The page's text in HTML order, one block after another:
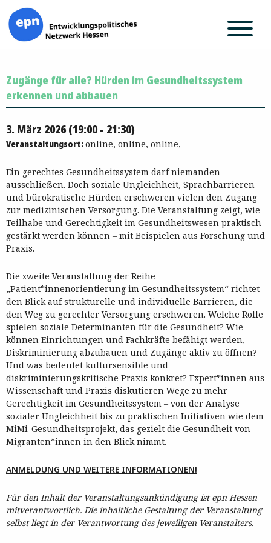
Inhalt
springen
Zugänge für alle? Hürden im Gesundheitssystem
erkennen und abbauen
3. März 2026 (19:00 - 21:30)
Veranstaltungsort:online, online, online,
Ein gerechtes Gesundheitssystem darf niemanden
ausschließen. Doch soziale Ungleichheit, Sprachbarrieren
und bürokratische Hürden erschweren vielen den Zugang
zur medizinischen Versorgung. Die Veranstaltung zeigt, wie
Teilhabe und Gerechtigkeit im Gesundheitswesen praktisch
gestärkt werden können – mit Beispielen aus Forschung und
Praxis.
Die zweite Veranstaltung der Reihe
„Patient*innenorientierung im Gesundheitssystem“ richtet
den Blick auf strukturelle und individuelle Barrieren, die
den Weg zu gerechter Versorgung erschweren. Welche Rolle
spielen soziale Determinanten für die Gesundheit? Wie
können Einrichtungen und Fachkräfte befähigt werden,
Diskriminierung abzubauen und Zugänge aktiv zu öffnen?
Und was bedeutet kultursensible und
diskriminierungskritische Praxis konkret? Expert*innen aus
Wissenschaft und Praxis diskutieren Wege zu mehr
Gerechtigkeit im Gesundheitssystem – von der Analyse
sozialer Ungleichheit bis zu praktischen Initiativen wie dem
MiMi-Gesundheitsprojekt, das gezielt die Gesundheit von
Migranten*innen in den Blick nimmt.
ANMELDUNG UND WEITERE INFORMATIONEN!
Für den Inhalt der Veranstaltungsankündigung ist epn Hessen
mitverantwortlich. Die inhaltliche Gestaltung der Veranstaltung
selbst liegt in der Verantwortung des jeweiligen Veranstalters.